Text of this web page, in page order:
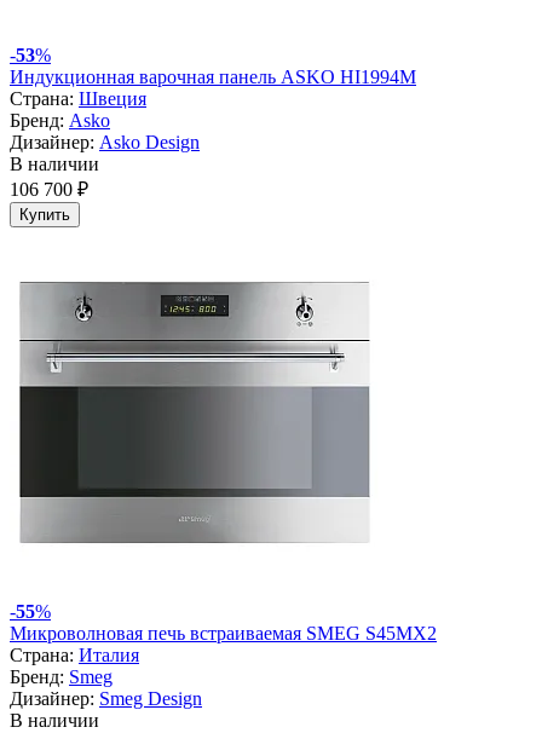
-53%
Индукционная варочная панель ASKO HI1994M
Страна: Швеция
Бренд: Asko
Дизайнер: Asko Design
В наличии
106 700 ₽
Купить
-55%
Микроволновая печь встраиваемая SMEG S45MX2
Страна: Италия
Бренд: Smeg
Дизайнер: Smeg Design
В наличии